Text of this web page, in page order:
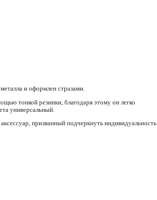
и оформлен стразами.
тонкой резинки, благодаря этому он легко
универсальный.
призванный подчеркнуть индивидуальность